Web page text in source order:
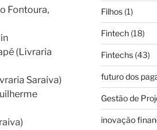
Fontoura,
(Livraria
Saraiva)
Filhos(1)
Fintech(18)
Fintechs(43)
futuro dos
Gestão de
inovação